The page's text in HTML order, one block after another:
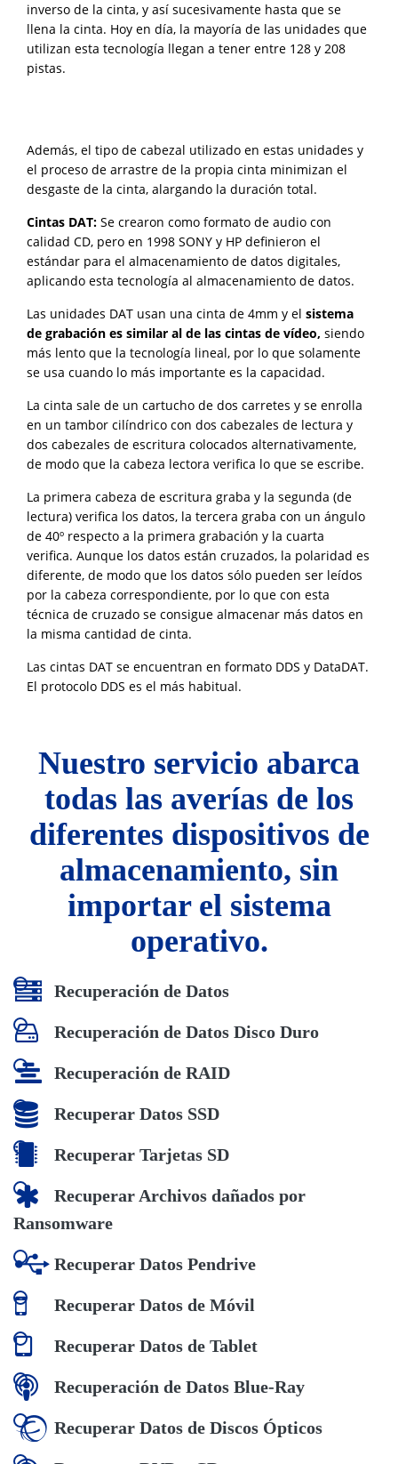
inverso de la cinta, y así sucesivamente hasta que se
llena la cinta. Hoy en día, la mayoría de las unidades que
utilizan esta tecnología llegan a tener entre 128 y 208
pistas.
Además, el tipo de cabezal utilizado en estas unidades y
el proceso de arrastre de la propia cinta minimizan el
desgaste de la cinta, alargando la duración total.
Cintas DAT: Se crearon como formato de audio con
calidad CD, pero en 1998 SONY y HP definieron el
estándar para el almacenamiento de datos digitales,
aplicando esta tecnología al almacenamiento de datos.
Las unidades DAT usan una cinta de 4mm y el sistema
de grabación es similar al de las cintas de vídeo, siendo
más lento que la tecnología lineal, por lo que solamente
se usa cuando lo más importante es la capacidad.
La cinta sale de un cartucho de dos carretes y se enrolla
en un tambor cilíndrico con dos cabezales de lectura y
dos cabezales de escritura colocados alternativamente,
de modo que la cabeza lectora verifica lo que se escribe.
La primera cabeza de escritura graba y la segunda (de
lectura) verifica los datos, la tercera graba con un ángulo
de 40º respecto a la primera grabación y la cuarta
verifica. Aunque los datos están cruzados, la polaridad es
diferente, de modo que los datos sólo pueden ser leídos
por la cabeza correspondiente, por lo que con esta
técnica de cruzado se consigue almacenar más datos en
la misma cantidad de cinta.
Las cintas DAT se encuentran en formato DDS y DataDAT.
El protocolo DDS es el más habitual.
Nuestro servicio abarca
todas las averías de los
diferentes dispositivos de
almacenamiento, sin
importar el sistema
operativo.
Recuperación de Datos
Recuperación de Datos Disco Duro
Recuperación de RAID
Recuperar Datos SSD
Recuperar Tarjetas SD
Recuperar Archivos dañados por
Ransomware
Recuperar Datos Pendrive
Recuperar Datos de Móvil
Recuperar Datos de Tablet
Recuperación de Datos Blue-Ray
Recuperar Datos de Discos Ópticos